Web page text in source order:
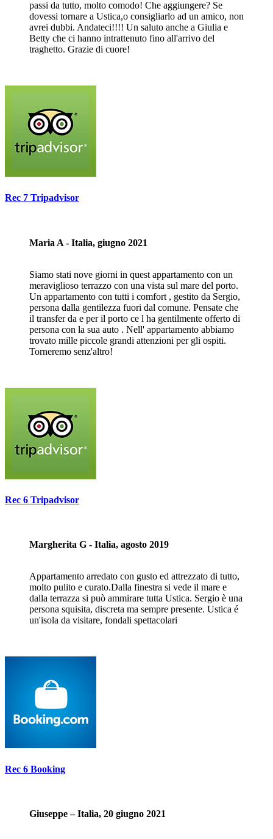
passi da tutto, molto comodo! Che aggiungere? Se
dovessi tornare a Ustica,o consigliarlo ad un amico, non
avrei dubbi. Andateci!!!! Un saluto anche a Giulia e
Betty che ci hanno intrattenuto fino all'arrivo del
traghetto. Grazie di cuore!
Rec 7 Tripadvisor
Maria A - Italia, giugno 2021
Siamo stati nove giorni in quest appartamento con un
meraviglioso terrazzo con una vista sul mare del porto.
Un appartamento con tutti i comfort , gestito da Sergio,
persona dalla gentilezza fuori dal comune. Pensate che
il transfer da e per il porto ce l ha gentilmente offerto di
persona con la sua auto . Nell' appartamento abbiamo
trovato mille piccole grandi attenzioni per gli ospiti.
Torneremo senz'altro!
Rec 6 Tripadvisor
Margherita G - Italia, agosto 2019
Appartamento arredato con gusto ed attrezzato di tutto,
molto pulito e curato.Dalla finestra si vede il mare e
dalla terrazza si può ammirare tutta Ustica. Sergio è una
persona squisita, discreta ma sempre presente. Ustica é
un'isola da visitare, fondali spettacolari
Rec 6 Booking
Giuseppe – Italia, 20 giugno 2021